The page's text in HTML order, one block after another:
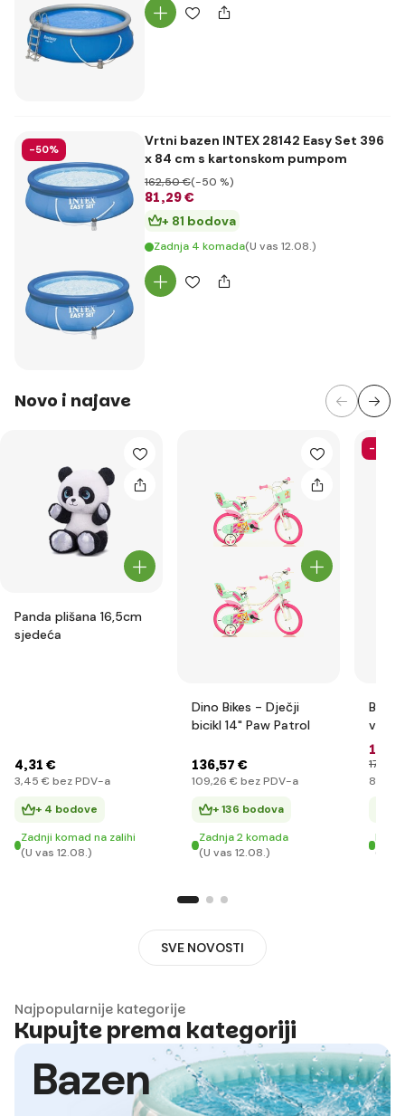
-50%
Vrtni bazen INTEX 28142 Easy Set 396
x 84 cm s kartonskom pumpom
81,29 €
162,50 €(-50 %)
+ 81 bodova
Zadnja 4 komada(U vas 12.08.)
Novo i najave
Panda plišana 16,5cm
sjedeća
4,31 €
3,45 € bez PDV-a
+ 4 bodove
Zadnji komad na zalihi
(U vas 12.08.)
Dino Bikes - Dječji
bicikl 14" Paw Patrol
136,57 €
109,26 € bez PDV-a
+ 136 bodova
Zadnja 2 komada
(U vas 12.08.)
-35%
76
11
17
8
Na
(U
SVE NOVOSTI
Najpopularnije kategorije
Kupujte prema kategoriji
Bazen